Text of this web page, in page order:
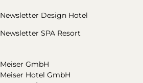
Newsletter Design Hotel
Newsletter SPA Resort
Meiser GmbH
Meiser Hotel GmbH